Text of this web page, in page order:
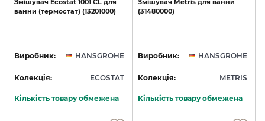
Змішувач Ecostat 1001 CL для
ванни (термостат) (13201000)
Виробник: HANSGROHE
Колекція: ECOSTAT
Кількість товару обмежена
Змішувач Metris для ванни
(31480000)
Виробник: HANSGROHE
Колекція: METRIS
Кількість товару обмежена